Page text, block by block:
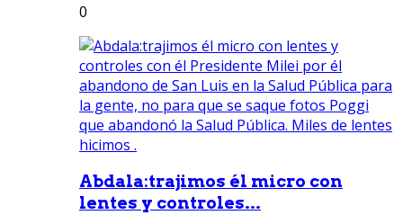
0
Abdala:trajimos él micro con
lentes y controles...